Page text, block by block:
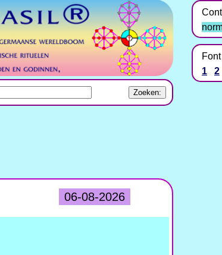
06-08-2026
Font
1
2